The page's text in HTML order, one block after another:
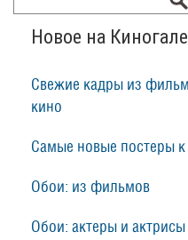
Новое на
Свежие кадры из
кино
Самые новые постеры
Обои: из фильмов
Обои: актеры и актрисы